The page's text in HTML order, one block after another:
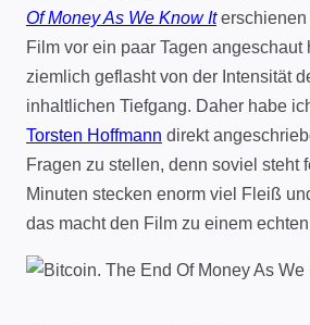
Of Money As We Know Iterschienen
Film vor ein paar Tagen angeschaut
ziemlich geflasht von der Intensität
inhaltlichen Tiefgang. Daher habe
Torsten Hoffmann direkt
Fragen zu stellen, denn soviel steht
Minuten stecken enorm viel Fleiß
das macht den Film zu einem